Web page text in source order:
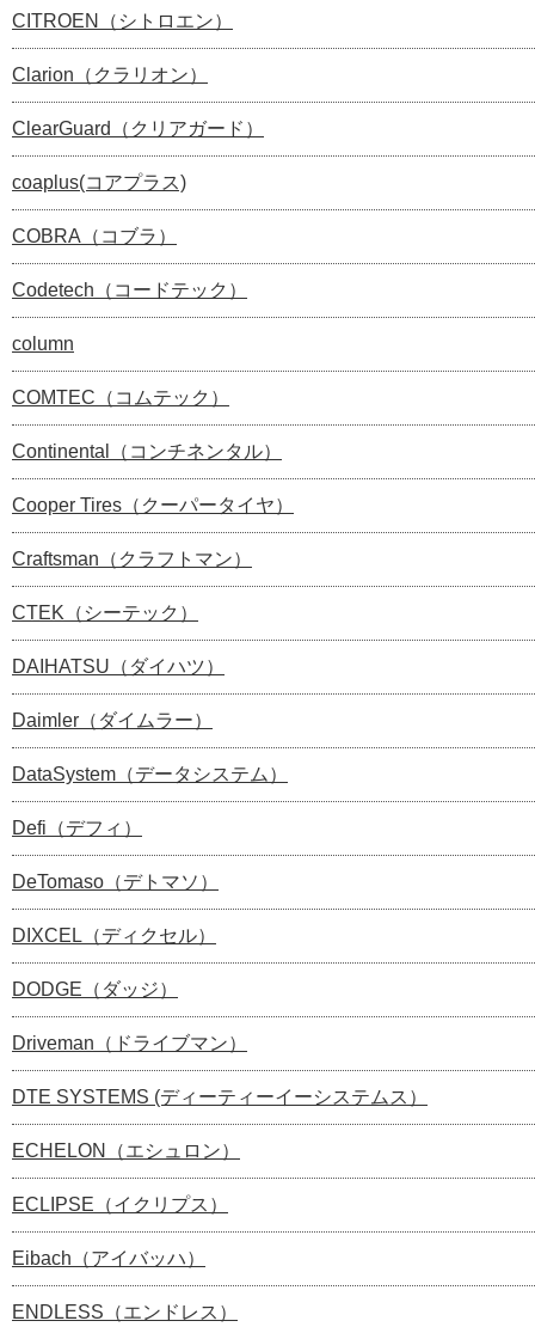
CITROEN（シトロエン）
Clarion（クラリオン）
ClearGuard（クリアガード）
coaplus(コアプラス)
COBRA（コブラ）
Codetech（コードテック）
column
COMTEC（コムテック）
Continental（コンチネンタル）
Cooper Tires（クーパータイヤ）
Craftsman（クラフトマン）
CTEK（シーテック）
DAIHATSU（ダイハツ）
Daimler（ダイムラー）
DataSystem（データシステム）
Defi（デフィ）
DeTomaso（デトマソ）
DIXCEL（ディクセル）
DODGE（ダッジ）
Driveman（ドライブマン）
DTE SYSTEMS (ディーティーイーシステムス）
ECHELON（エシュロン）
ECLIPSE（イクリプス）
Eibach（アイバッハ）
ENDLESS（エンドレス）